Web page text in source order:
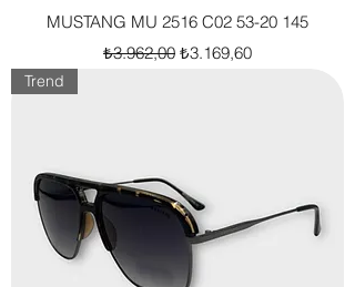
MUSTANG MU 2516 C02 53-20 145
Normal Fiyat
₺3.962,00 İndirimli Fiyat
₺3.169,60
Trend